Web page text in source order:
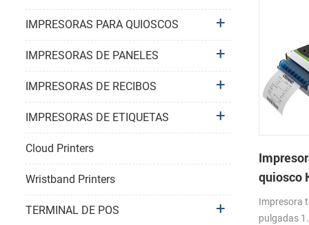
quiosco
Impresora
pulgadas
IMPRESORAS PARA QUIOSCOS
IMPRESORAS DE PANELES
IMPRESORAS DE RECIBOS
IMPRESORAS DE ETIQUETAS
Cloud Printers
Wristband Printers
TERMINAL DE POS